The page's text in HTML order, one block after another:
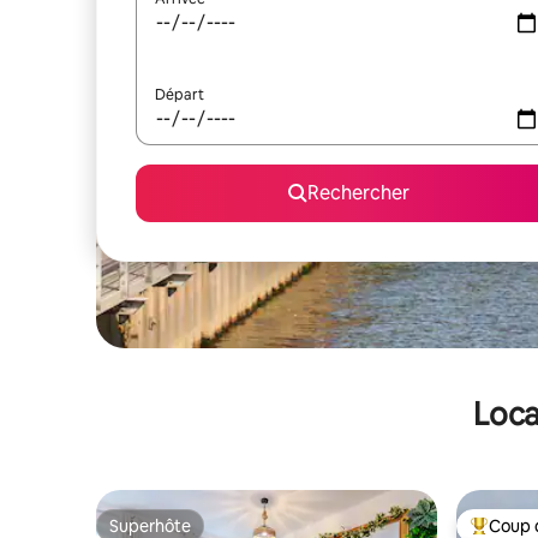
Départ
Rechercher
Superhôte Coup